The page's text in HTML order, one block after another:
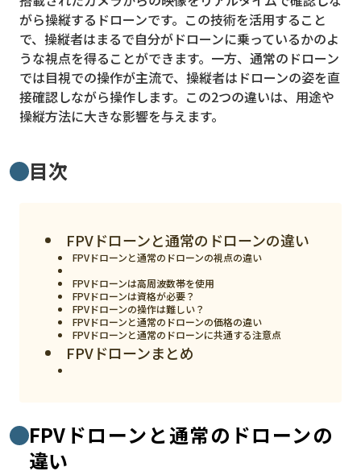
M2M
VPN
スマート〇〇
スマート農業
ロボット
ニュース
デジタルサイネージ
カメラ
SaaS
がら操縦するドローンです。この技術を活用すること
で、操縦者はまるで自分がドローンに乗っているかのよ
うな視点を得ることができます。一方、通常のドローン
では目視での操作が主流で、操縦者はドローンの姿を直
接確認しながら操作します。この2つの違いは、用途や
操縦方法に大きな影響を与えます。
目次
FPVドローンと通常のドローンの違い
FPVドローンと通常のドローンの視点の違い
FPVドローンは高周波数帯を使用
FPVドローンは資格が必要？
FPVドローンの操作は難しい？
FPVドローンと通常のドローンの価格の違い
FPVドローンと通常のドローンに共通する注意点
FPVドローンまとめ
FPVドローンと通常のドローンの
違い